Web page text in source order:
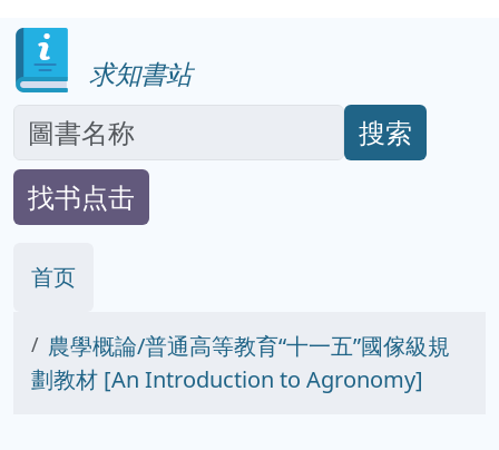
求知書站
搜索
找书点击
首页
農學概論/普通高等教育“十一五”國傢級規
劃教材 [An Introduction to Agronomy]